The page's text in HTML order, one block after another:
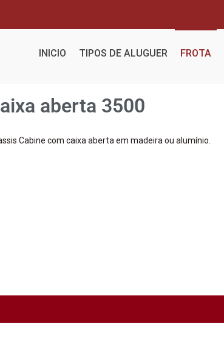
INICIO TIPOS DE ALUGUER FROTA
aberta 3500
Cabine com caixa aberta em madeira ou alumínio.